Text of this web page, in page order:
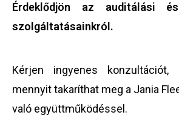
Érdeklődjön az auditálási
szolgáltatásainkról.
Kérjen ingyenes konzultációt,
mennyit takaríthat meg a Jania
való együttműködéssel.